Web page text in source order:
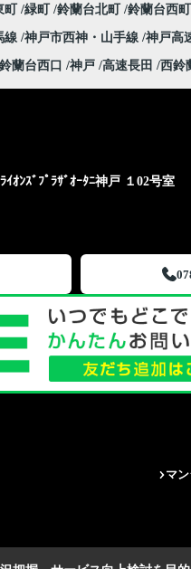
緑町 鈴蘭台北町 鈴蘭台西町
線 神戸市西神・山手線 神戸高
鈴蘭台西口 神戸 高速長田 西鈴
ｵﾝｽﾞﾌﾟﾗｻﾞｵｰﾀﾆ神戸 １02号室
マ